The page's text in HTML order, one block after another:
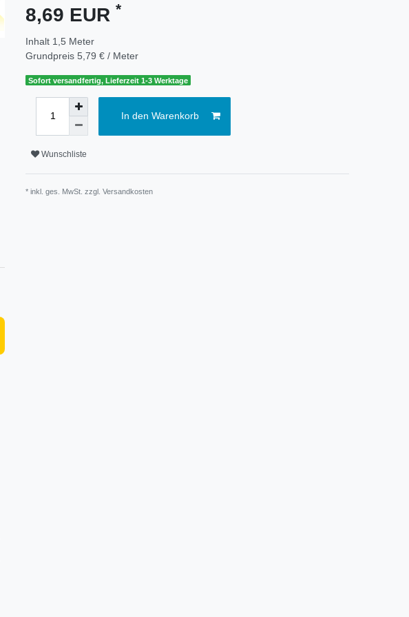
8,69 EUR *
Inhalt 1,5 Meter
Grundpreis 5,79 € / Meter
Sofort versandfertig, Lieferzeit 1-3 Werktage
In den Warenkorb
Wunschliste
* inkl. ges. MwSt. zzgl. Versandkosten